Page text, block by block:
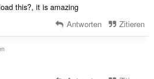
this?, it is amazing
Antworten Zitieren